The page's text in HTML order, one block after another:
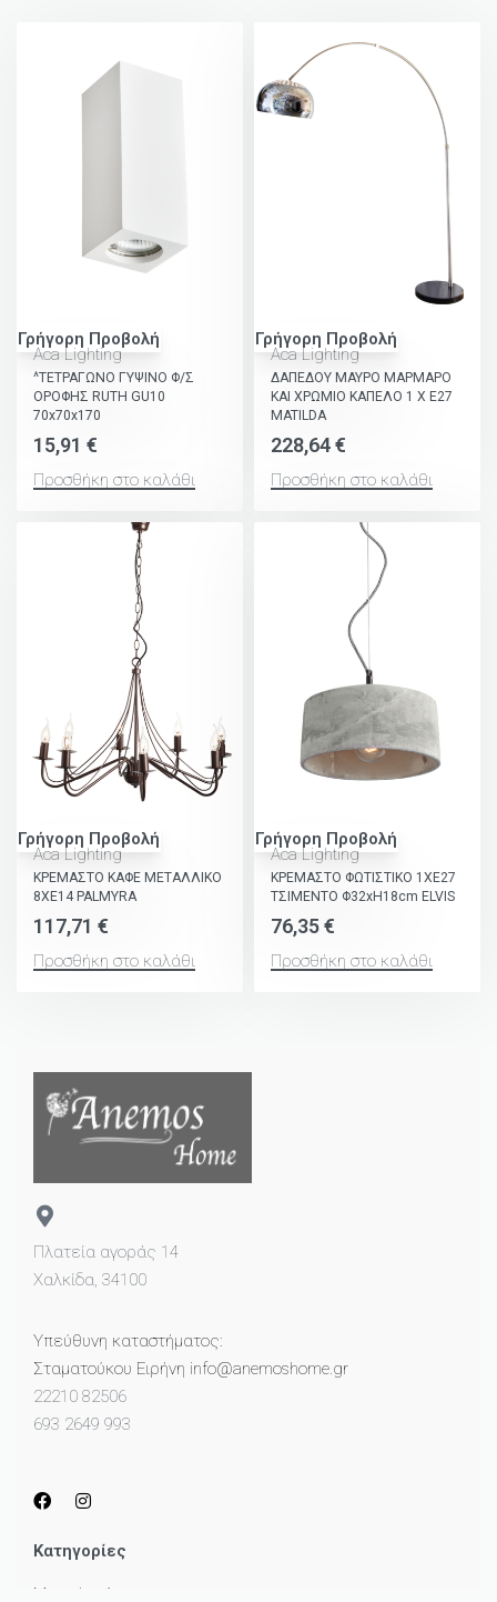
Γρήγορη Προβολή
Aca Lighting
^ΤΕΤΡΑΓΩΝΟ ΓΥΨΙΝΟ Φ/Σ
ΟΡΟΦΗΣ RUTH GU10
70x70x170
15,91 €
Προσθήκη στο καλάθι
Γρήγορη Προβολή
Aca Lighting
ΔΑΠΕΔΟΥ ΜΑΥΡΟ ΜΑΡΜΑΡΟ
ΚΑΙ ΧΡΩΜΙΟ ΚΑΠΕΛΟ 1 Χ Ε27
MATILDA
228,64€
Προσθήκη στο καλάθι
Γρήγορη Προβολή
Aca Lighting
ΚΡΕΜΑΣΤΟ ΚΑΦΕ ΜΕΤΑΛΛΙΚΟ
8ΧΕ14 PALMYRA
117,71 €
Προσθήκη στο καλάθι
Γρήγορη Προβολή
Aca Lighting
ΚΡΕΜΑΣΤΟ ΦΩΤΙΣΤΙΚΟ 1ΧΕ27
ΤΣΙΜΕΝΤΟ Φ32xH18cm ELVIS
76,35€
Προσθήκη στο καλάθι
Πλατεία αγοράς 14
Χαλκίδα, 34100
Υπεύθυνη καταστήματος:
Σταματούκου Ειρήνη info@anemoshome.gr
22210 82506
693 2649 993
Κατηγορίες
Μικροέπιπλα